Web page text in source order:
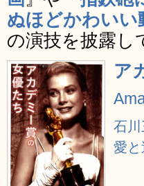
ぬほどかわいい
の演技を披露し
ア
石
愛